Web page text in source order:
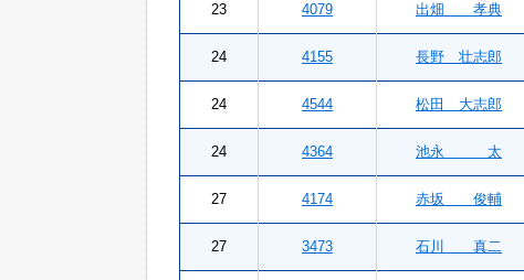
23 4079 出畑 孝典
24 4155 長野 壮志郎
24 4544 松田 大志郎
24 4364 池永 太
27 4174 赤坂 俊輔
27 3473 石川 真二